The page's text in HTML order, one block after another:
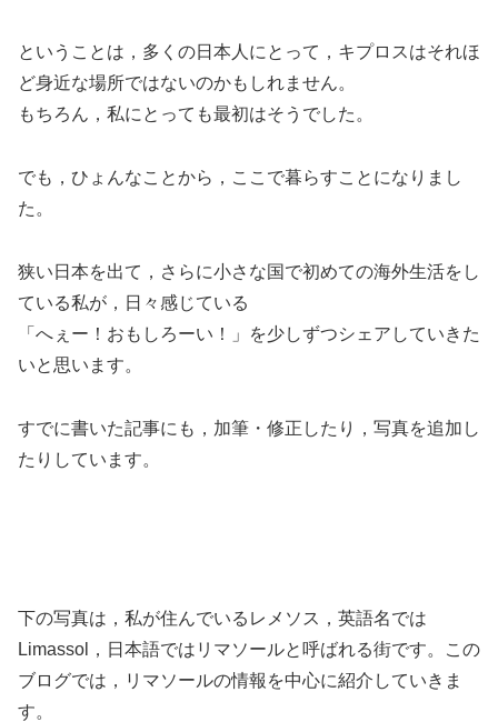
ということは，多くの日本人にとって，キプロスはそれほ
ど身近な場所ではないのかもしれません。
もちろん，私にとっても最初はそうでした。
でも，ひょんなことから，ここで暮らすことになりまし
た。
狭い日本を出て，さらに小さな国で初めての海外生活をし
ている私が，日々感じている
「へぇー！おもしろーい！」を少しずつシェアしていきた
いと思います。
すでに書いた記事にも，加筆・修正したり，写真を追加し
たりしています。
下の写真は，私が住んでいるレメソス，英語名では
Limassol，日本語ではリマソールと呼ばれる街です。この
ブログでは，リマソールの情報を中心に紹介していきま
す。